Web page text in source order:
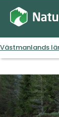
Västmanlands